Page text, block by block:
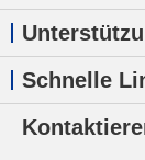
Schnelle